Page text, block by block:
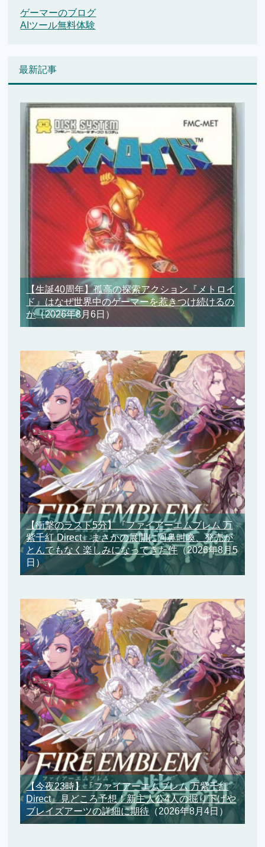
ゲーマーのブログ
AIツール無料体験
最新記事
【生誕40周年】孤高の探索アクション『メトロイ
ド』はなぜ世界中のゲーマーを惹きつけ続けるの
か（2026年8月6日）
【衝撃のラスト5分】『ファイアーエムブレム 万
紫千紅 Direct』まさかの展開に阿鼻叫喚、発売が
とんでもなく楽しみになってきた件（2026年8月5
日）
【今夜23時】『ファイアーエムブレム 万紫千紅
Direct』見どころ予想！新主人公4人の掘り下げや
ブレイズアーツの詳細に期待 （2026年8月4日）